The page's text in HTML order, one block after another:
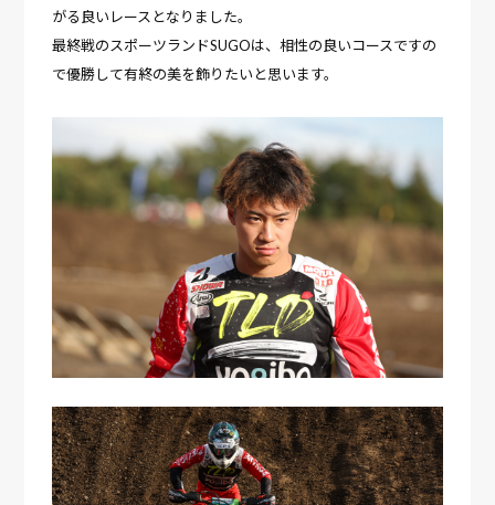
がる良いレースとなりました。
最終戦のスポーツランドSUGOは、相性の良いコースですの
で優勝して有終の美を飾りたいと思います。